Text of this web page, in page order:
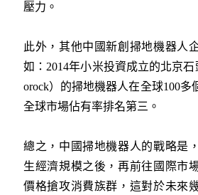
壓力。
此外，其他中國新創掃地機器人
如：2014年小米投資成立的北京
orock）的掃地機器人在全球100多
全球市場佔有率排名第三。
總之，中國掃地機器人的戰略是
生經濟規模之後，再前往國際市
價格搶攻消費族群，這對於未來